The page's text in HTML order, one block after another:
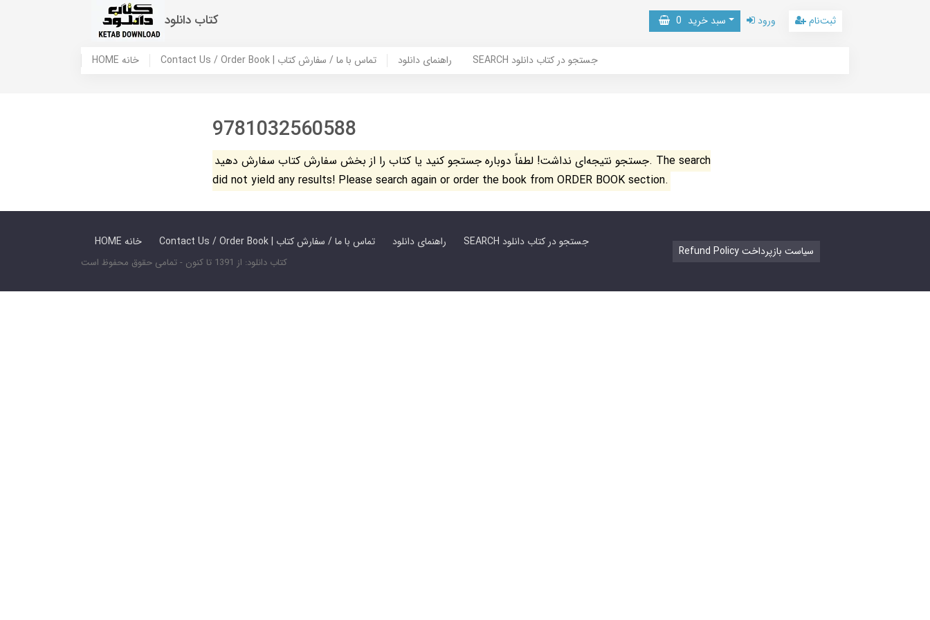
کتاب دانلود سبد خرید 0 ورود ثبت‌نام
HOME خانه Contact Us / Order Book | تماس با ما / سفارش کتاب راهنمای دانلود SEARCH جستجو در کتاب دانلود
9781032560588
جستجو نتیجه‌ای نداشت! لطفاً دوباره جستجو کنید یا کتاب را از بخش سفارش کتاب سفارش دهید. The search
did not yield any results! Please search again or order the book from ORDER BOOK section.
HOME خانه Contact Us / Order Book | تماس با ما / سفارش کتاب راهنمای دانلود SEARCH جستجو در کتاب دانلود
کتاب دانلود: از 1391 تا کنون - تمامی حقوق محفوظ است
Refund Policy سیاست بازپرداخت